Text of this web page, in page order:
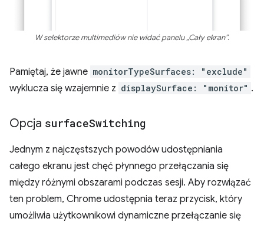
W selektorze multimediów nie widać panelu „Cały ekran”.
Pamiętaj, że jawne monitorTypeSurfaces: "exclude"
wyklucza się wzajemnie z displaySurface: "monitor" .
Opcja surfaceSwitching
Jednym z najczęstszych powodów udostępniania
całego ekranu jest chęć płynnego przełączania się
między różnymi obszarami podczas sesji. Aby rozwiązać
ten problem, Chrome udostępnia teraz przycisk, który
umożliwia użytkownikowi dynamiczne przełączanie się